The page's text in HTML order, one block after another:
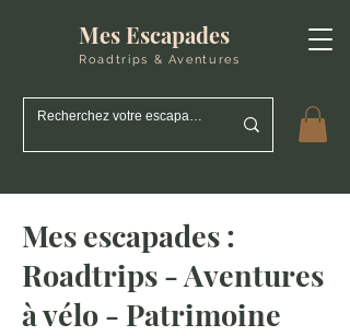
Mes Escapades
Roadtrips & Aventures
Mes escapades :
Roadtrips - Aventures
à vélo - Patrimoine